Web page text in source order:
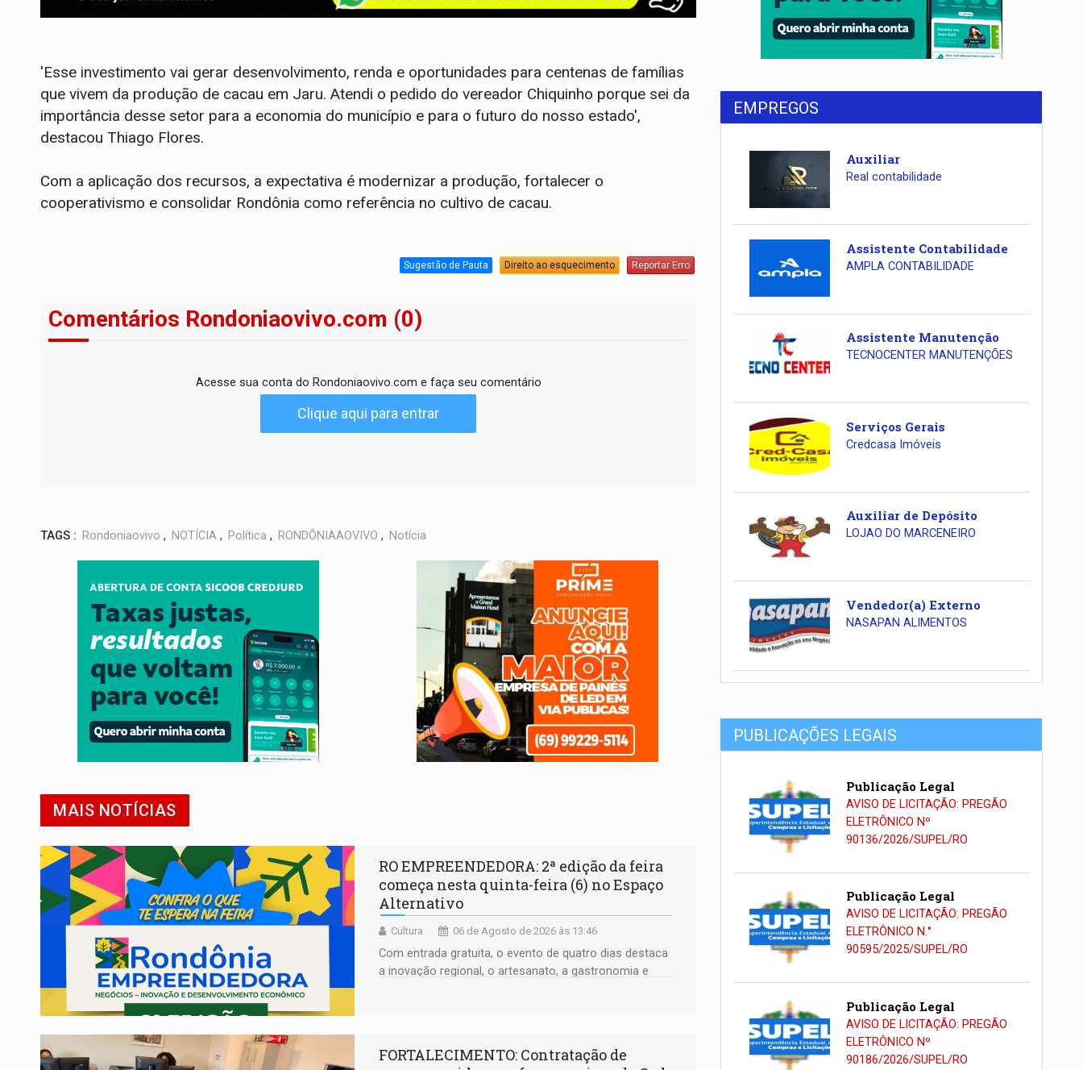
'Esse investimento vai gerar desenvolvimento, renda e oportunidades para centenas de famílias
que vivem da produção de cacau em Jaru. Atendi o pedido do vereador Chiquinho porque sei da
importância desse setor para a economia do município e para o futuro do nosso estado',
destacou Thiago Flores.
Com a aplicação dos recursos, a expectativa é modernizar a produção, fortalecer o
cooperativismo e consolidar Rondônia como referência no cultivo de cacau.
Sugestão de Pauta Direito ao esquecimento Reportar Erro
Comentários Rondoniaovivo.com (0)
Acesse sua conta do Rondoniaovivo.com e faça seu comentário
Clique aqui para entrar
TAGS : Rondoniaovivo , NOTÍCIA , Política , RONDÔNIAAOVIVO , Notícia
MAIS NOTÍCIAS
RO EMPREENDEDORA: 2ª edição da feira
começa nesta quinta-feira (6) no Espaço
Alternativo
Cultura 06 de Agosto de 2026 às 13:46
Com entrada gratuita, o evento de quatro dias destaca
a inovação regional, o artesanato, a gastronomia e
FORTALECIMENTO: Contratação de
EMPREGOS
Auxiliar
Real contabilidade
Assistente Contabilidade
AMPLA CONTABILIDADE
Assistente Manutenção
TECNOCENTER MANUTENÇÕES
Serviços Gerais
Credcasa Imóveis
Auxiliar de Depósito
LOJAO DO MARCENEIRO
Vendedor(a) Externo
NASAPAN ALIMENTOS
PUBLICAÇÕES LEGAIS
Publicação Legal
AVISO DE LICITAÇÃO: PREGÃO
ELETRÔNICO Nº
90136/2026/SUPEL/RO
Publicação Legal
AVISO DE LICITAÇÃO: PREGÃO
ELETRÔNICO N.°
90595/2025/SUPEL/RO
Publicação Legal
AVISO DE LICITAÇÃO: PREGÃO
ELETRÔNICO Nº
90186/2026/SUPEL/RO